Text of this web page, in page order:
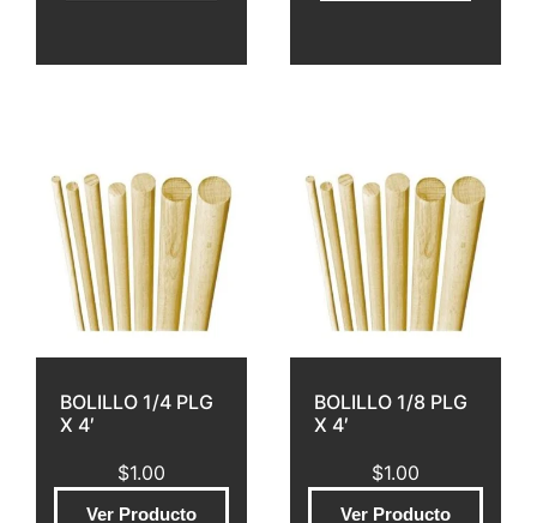
BOLILLO 1/4 PLG
X 4′
$1.00
Ver Producto
BOLILLO 1/8 PLG
X 4′
$1.00
Ver Producto